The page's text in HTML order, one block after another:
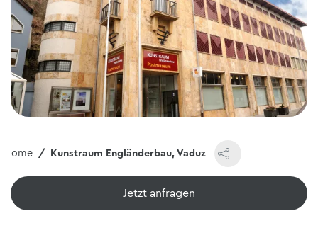
Home Kunstraum Engländerbau, Vaduz
Jetzt ansehen